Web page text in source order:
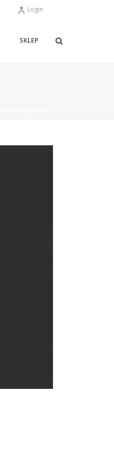
Login
SKLEP